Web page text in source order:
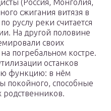
(Россия, Монголия,
сжигания витязя в
руслу реки считается
На другой половине
своих
погребальном костре.
останков
функцию: в нём
покойного, способные
родственников.